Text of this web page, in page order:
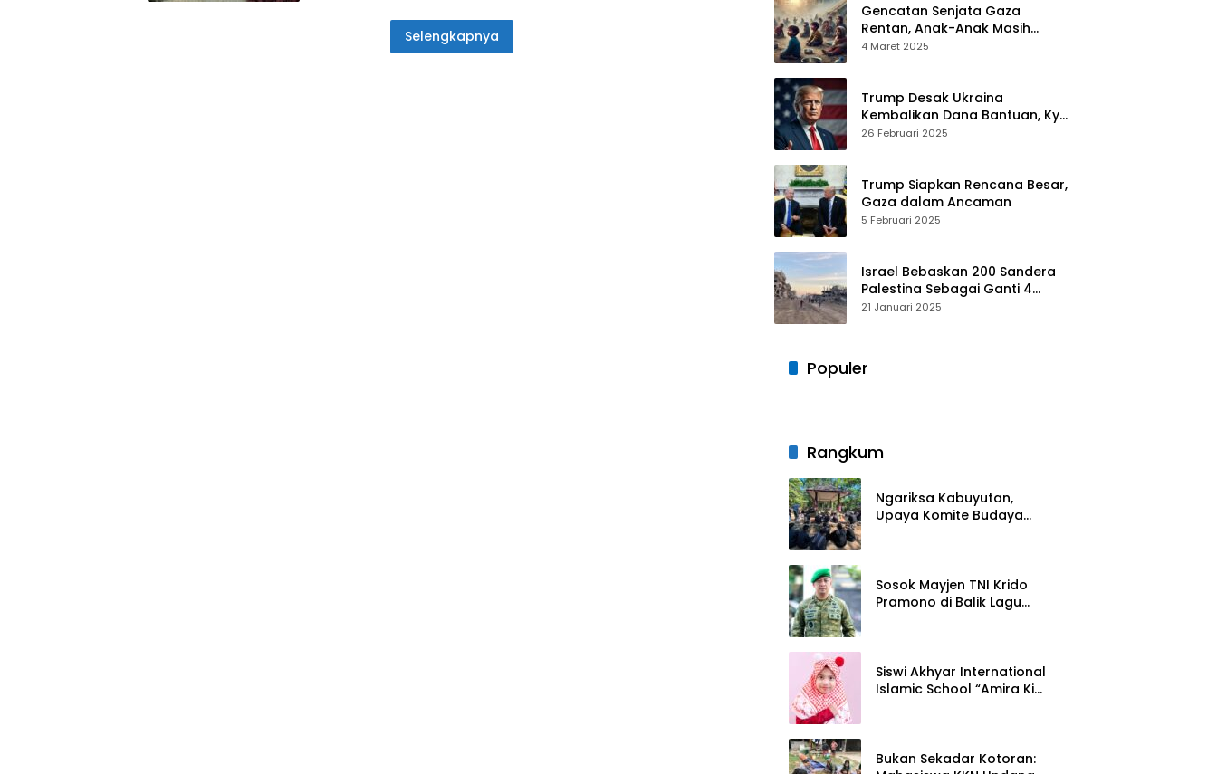
Selengkapnya
Gencatan Senjata Gaza
Rentan, Anak-Anak Masih
Menderita
4 Maret 2025
Trump Desak Ukraina
Kembalikan Dana Bantuan, Kyiv
Menolak
26 Februari 2025
Trump Siapkan Rencana Besar,
Gaza dalam Ancaman
5 Februari 2025
Israel Bebaskan 200 Sandera
Palestina Sebagai Ganti 4
Tentara Wanita
21 Januari 2025
Populer
Rangkum
Ngariksa Kabuyutan,
Upaya Komite Budaya
Sosok Mayjen TNI Krido
Pramono di Balik Lagu
Siswi Akhyar International
Islamic School “Amira Kim”
Bukan Sekadar Kotoran: